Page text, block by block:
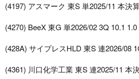
(4197) アスマーク 東S 単2025/11 本決
(4270) BeeX 東G 単2026/02 3Q 10.1 1.0
(428A) サイプレスHLD 東S 連2026/08
(4361) 川口化学工業 東S 連2025/11 本